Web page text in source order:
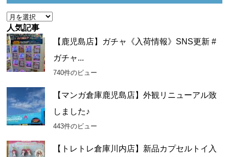
ア
ー
カ
イ
ブ
人気記事
【鹿児島店】ガチャ《入荷情報》SNS更新 #
ガチャ...
740件のビュー
【マンガ倉庫鹿児島店】外観リニューアル致
しました♪
443件のビュー
【トレトレ倉庫川内店】新品カプセルトイ入